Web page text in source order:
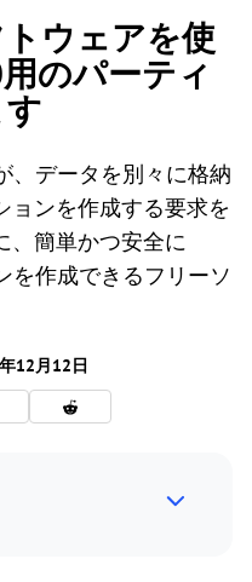
ウェアを使
のパーティ
、データを別々に格納
ョンを作成する要求を
、簡単かつ安全に
を作成できるフリーソ
12月12日